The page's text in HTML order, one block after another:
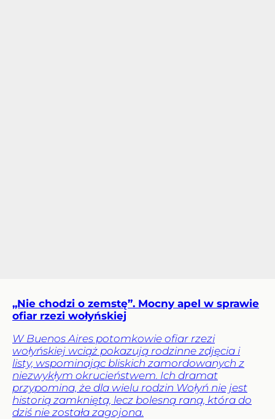
„Nie chodzi o zemstę”. Mocny apel w sprawie
ofiar rzezi wołyńskiej
W Buenos Aires potomkowie ofiar rzezi
wołyńskiej wciąż pokazują rodzinne zdjęcia i
listy, wspominając bliskich zamordowanych z
niezwykłym okrucieństwem. Ich dramat
przypomina, że dla wielu rodzin Wołyń nie jest
historią zamkniętą, lecz bolesną raną, która do
dziś nie została zagojona.